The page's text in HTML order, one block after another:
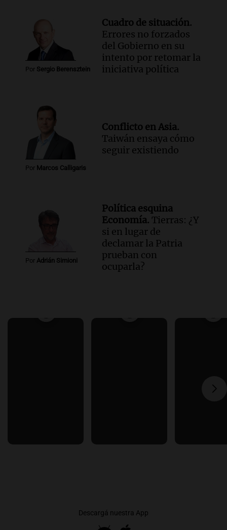
Por Sergio Berensztein
Cuadro de situación.
Errores no forzados
del Gobierno en su
intento por retomar la
iniciativa política
Por Marcos Calligaris
Conflicto en Asia.
Taiwán ensaya cómo
seguir existiendo
Por Adrián Simioni
Política esquina
Economía. Tierras: ¿Y
si en lugar de
declamar la Patria
prueban con
ocuparla?
Descargá nuestra App